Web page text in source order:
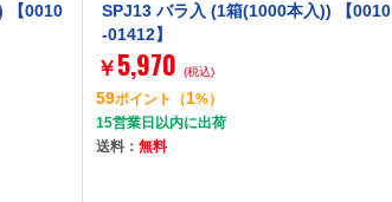
【0010
SPJ13 バラ入 (1箱(1000本入)) 【0010
-01412】
￥ 5,970 (税込)
59ポイント （1%）
15営業日以内に出荷
送料：無料